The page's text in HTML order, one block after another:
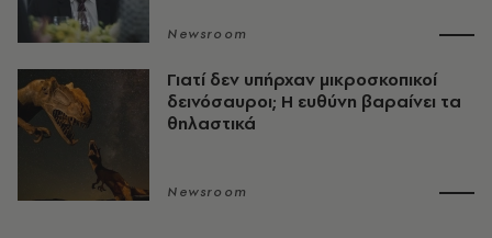
Newsroom
Γιατί δεν υπήρχαν μικροσκοπικοί
δεινόσαυροι; Η ευθύνη βαραίνει τα
θηλαστικά
Newsroom